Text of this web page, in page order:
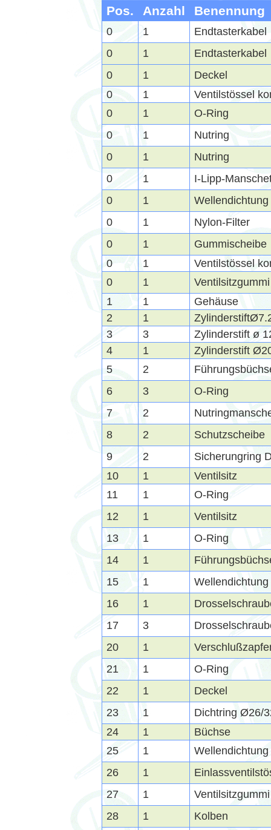
Pos. Anzahl Benennung
0 1
Endtasterkabel
0
1
Endtasterkabel
0
1
Deckel
0
1
Ventilstössel
0
1
O-Ring
0
1
Nutring
0
1
Nutring
0
1
I-Lipp-
0
1
0
1
Nylon-Filter
0
1
Gummischeibe
0
1
Ventilstössel
0
1
Ventilsitzgummi
1
1
Gehäuse
2
1
3
3
Zylinderstift ø
4
1
Zylinderstift
5
2
6
3
O-Ring
7
2
8
2
Schutzscheibe
9
2
Sicherungring
10
1
Ventilsitz
11
1
O-Ring
12
1
Ventilsitz
13
1
O-Ring
14
1
15
1
16
1
17
3
20
1
21
1
O-Ring
22
1
Deckel
23
1
Dichtring Ø26/
24
1
Büchse
25
1
26
1
27
1
Ventilsitzgummi
28
1
Kolben